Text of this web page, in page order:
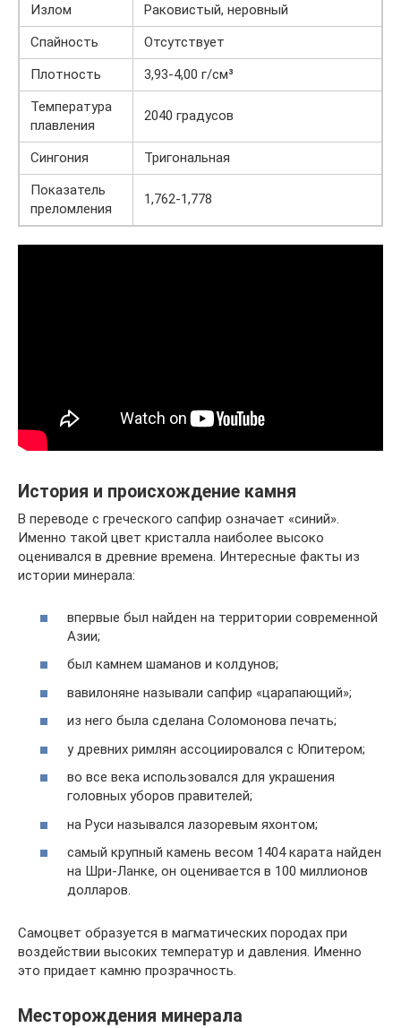
Излом
Раковистый, неровный
Спайность
Отсутствует
Плотность
3,93-4,00 г/см³
Температура
плавления
2040 градусов
Сингония
Тригональная
Показатель
преломления
1,762-1,778
История и происхождение камня
В переводе с греческого сапфир означает «синий».
Именно такой цвет кристалла наиболее высоко
оценивался в древние времена. Интересные факты из
истории минерала:
впервые был найден на территории современной
Азии;
был камнем шаманов и колдунов;
вавилоняне называли сапфир «царапающий»;
из него была сделана Соломонова печать;
у древних римлян ассоциировался с Юпитером;
во все века использовался для украшения
головных уборов правителей;
на Руси назывался лазоревым яхонтом;
самый крупный камень весом 1404 карата найден
на Шри-Ланке, он оценивается в 100 миллионов
долларов.
Самоцвет образуется в магматических породах при
воздействии высоких температур и давления. Именно
это придает камню прозрачность.
Месторождения минерала